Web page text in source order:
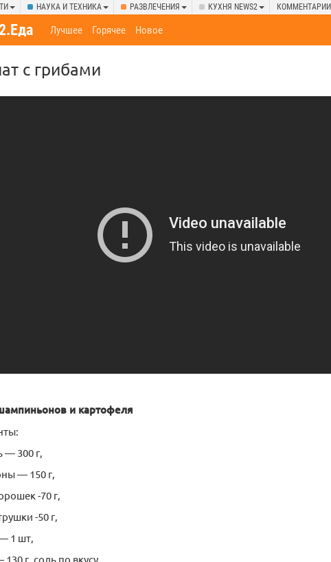
НАУКА И ТЕХНИКА РАЗВЛЕЧЕНИЯ КУХНЯ NEWS2 КОММЕНТАРИИ
Лучшее Горячее Новое
с грибами
и картофеля
— 300 г,
— 150 г,
-70 г,
-50 г,
1 шт,
г, соль по вкусу.